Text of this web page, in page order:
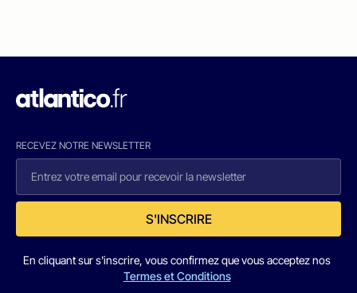
RECEVEZ NOTRE NEWSLETTER
S'INSCRIRE
En cliquant sur s'inscrire, vous confirmez que vous acceptez nos
Termes et Conditions